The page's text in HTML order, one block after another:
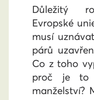
Důležitý
Evropské
musí
párů
Co z toho
proč je to
manželství?